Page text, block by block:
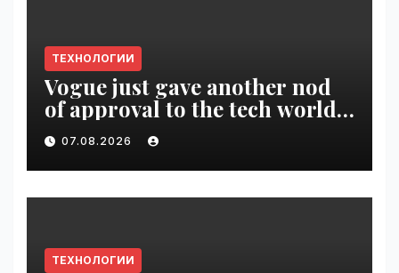
ТЕХНОЛОГИИ
Vogue just gave another nod
of approval to the tech world |
VseTime.ru
07.08.2026
ТЕХНОЛОГИИ